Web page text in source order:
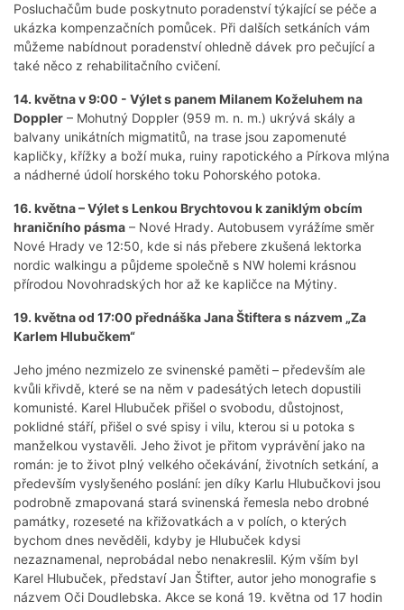
Posluchačům bude poskytnuto poradenství týkající se péče a
ukázka kompenzačních pomůcek. Při dalších setkáních vám
můžeme nabídnout poradenství ohledně dávek pro pečující a
také něco z rehabilitačního cvičení.
14. května v 9:00 - Výlet s panem Milanem Koželuhem na
Doppler – Mohutný Doppler (959 m. n. m.) ukrývá skály a
balvany unikátních migmatitů, na trase jsou zapomenuté
kapličky, křížky a boží muka, ruiny rapotického a Pírkova mlýna
a nádherné údolí horského toku Pohorského potoka.
16. května – Výlet s Lenkou Brychtovou k zaniklým obcím
hraničního pásma – Nové Hrady. Autobusem vyrážíme směr
Nové Hrady ve 12:50, kde si nás přebere zkušená lektorka
nordic walkingu a půjdeme společně s NW holemi krásnou
přírodou Novohradských hor až ke kapličce na Mýtiny.
19. května od 17:00 přednáška Jana Štiftera s názvem „Za
Karlem Hlubučkem“
Jeho jméno nezmizelo ze svinenské paměti – především ale
kvůli křivdě, které se na něm v padesátých letech dopustili
komunisté. Karel Hlubuček přišel o svobodu, důstojnost,
poklidné stáří, přišel o své spisy i vilu, kterou si u potoka s
manželkou vystavěli. Jeho život je přitom vyprávění jako na
román: je to život plný velkého očekávání, životních setkání, a
především vyslyšeného poslání: jen díky Karlu Hlubučkovi jsou
podrobně zmapovaná stará svinenská řemesla nebo drobné
památky, rozeseté na křižovatkách a v polích, o kterých
bychom dnes nevěděli, kdyby je Hlubuček kdysi
nezaznamenal, neprobádal nebo nenakreslil. Kým vším byl
Karel Hlubuček, představí Jan Štifter, autor jeho monografie s
názvem Oči Doudlebska. Akce se koná 19. května od 17 hodin